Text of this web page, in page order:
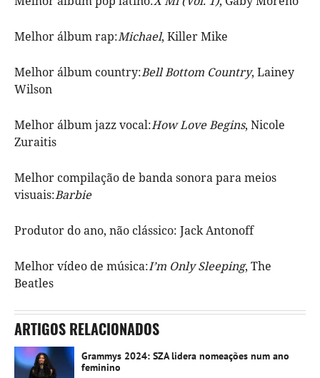
Melhor álbum rap:Michael, Killer Mike
Melhor álbum country:Bell Bottom Country, Lainey
Wilson
Melhor álbum jazz vocal:How Love Begins, Nicole
Zuraitis
Melhor compilação de banda sonora para meios
visuais:Barbie
Produtor do ano, não clássico: Jack Antonoff
Melhor vídeo de música:I’m Only Sleeping, The
Beatles
ARTIGOS RELACIONADOS
Grammys 2024: SZA lidera nomeações num ano
feminino